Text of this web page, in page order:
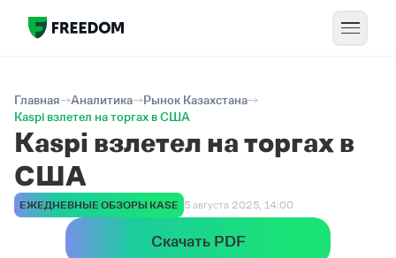
Главная Аналитика
Рынок Казахстана
Kaspi взлетел на торгах в США
Kaspi взлетел на торгах в
США
ЕЖЕДНЕВНЫЕ ОБЗОРЫ KASE 5 августа 2025, 14:00
Скачать PDF